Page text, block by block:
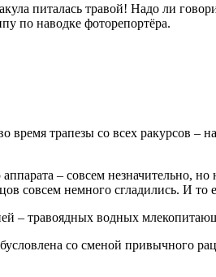
питалась травой! Надо ли
по наводке фоторепортёра.
время трапезы со всех ракурсов
– совсем незначительно,
совсем немного сгладились. И
– травоядных водных
со сменой привычного